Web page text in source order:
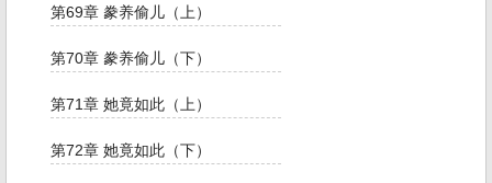
第69章 豢养偷儿（上）
第70章 豢养偷儿（下）
第71章 她竟如此（上）
第72章 她竟如此（下）